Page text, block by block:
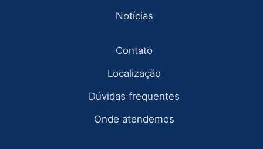
Notícias
Contato
Localização
Dúvidas frequentes
Onde atendemos